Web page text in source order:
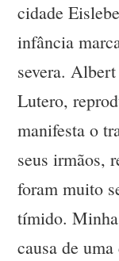
cidade
infância
severa.
Lutero,
manifesta o
seus irmãos,
foram muito
tímido.
causa de